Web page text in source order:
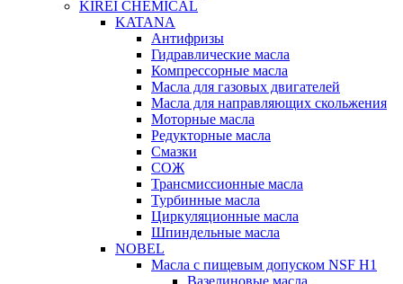
KIREI CHEMICAL
KATANA
Антифризы
Гидравлические масла
Компрессорные масла
Масла для газовых двигателей
Масла для направляющих скольжения
Моторные масла
Редукторные масла
Смазки
СОЖ
Трансмиссионные масла
Турбинные масла
Циркуляционные масла
Шпиндельные масла
NOBEL
Масла с пищевым допуском NSF H1
Вазелиновые масла